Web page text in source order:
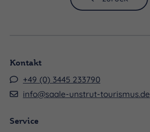
Kontakt
+49 (0) 3445 233790
info@saale-unstrut-tourismus.de
Service